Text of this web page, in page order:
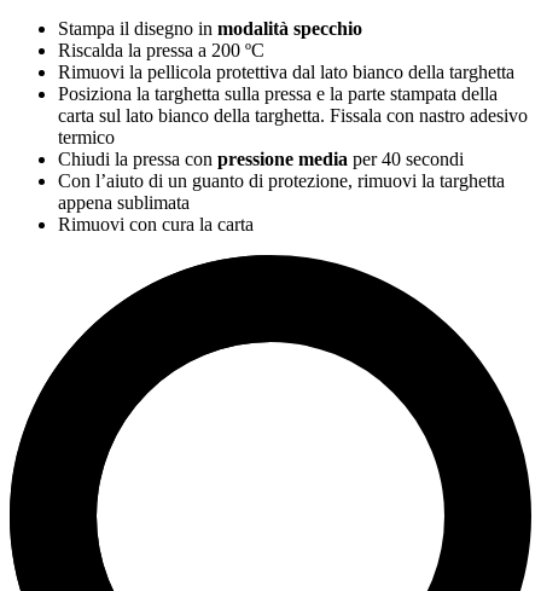
Stampa il disegno in modalità specchio
Riscalda la pressa a 200 ºC
Rimuovi la pellicola protettiva dal lato bianco della targhetta
Posiziona la targhetta sulla pressa e la parte stampata della
carta sul lato bianco della targhetta. Fissala con nastro adesivo
termico
Chiudi la pressa con pressione media per40 secondi
Con l’aiuto di un guanto di protezione, rimuovi la targhetta
appena sublimata
Rimuovi con cura la carta